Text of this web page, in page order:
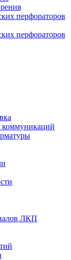
перфораторов
перфораторов
коммуникаций
ЛКП